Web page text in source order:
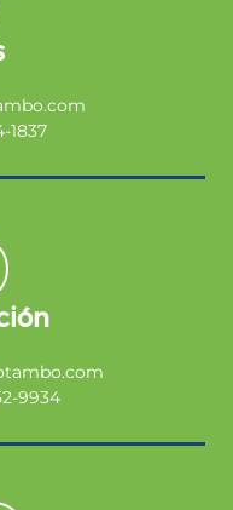
1837
9934